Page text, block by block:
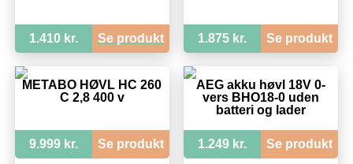
1.410 kr. Se produkt 1.875 kr. Se produkt
METABO HØVL HC 260
C 2,8 400 v
9.999 kr. Se produkt
AEG akku høvl 18V 0-
vers BHO18-0 uden
batteri og lader
1.249 kr. Se produkt